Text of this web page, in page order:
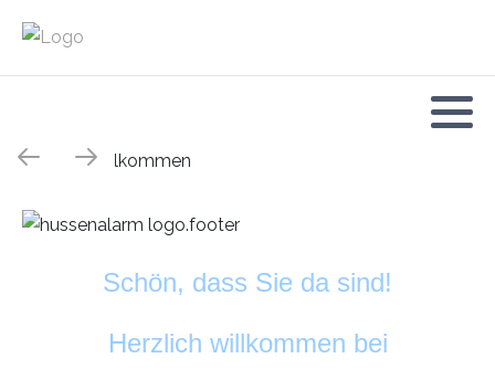
Schön, dass Sie da sind!
Herzlich willkommen bei